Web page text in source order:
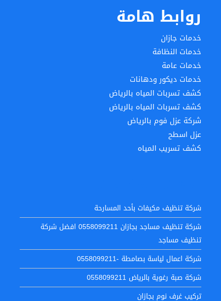
روابط هامة
خدمات جازان
خدمات النظافة
خدمات عامة
خدمات ديكور ودهانات
كشف تسربات المياه بالرياض
كشف تسربات المياه بالرياض
شركة عزل فوم بالرياض
عزل اسطح
كشف تسريب المياه
شركة تنظيف مكيفات بأحد المسارحة
شركة تنظيف مساجد بجازان 0558099211 افضل شركة
تنظيف مساجد
شركة اعمال لياسة بصامطة -0558099211
شركة صبة رغوية بالرياض 0558099211
تركيب غرف نوم بجازان